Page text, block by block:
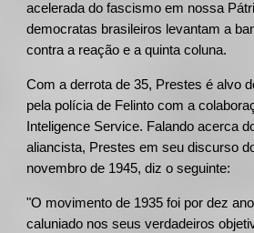
acelerada do fascismo em nossa
democratas brasileiros levantam a
contra a reação e a quinta coluna.
Com a derrota de 35, Prestes é alvo
pela polícia de Felinto com a
Inteligence Service. Falando acerca
aliancista, Prestes em seu discurso
novembro de 1945, diz o seguinte:
"O movimento de 1935 foi por dez
caluniado nos seus verdadeiros